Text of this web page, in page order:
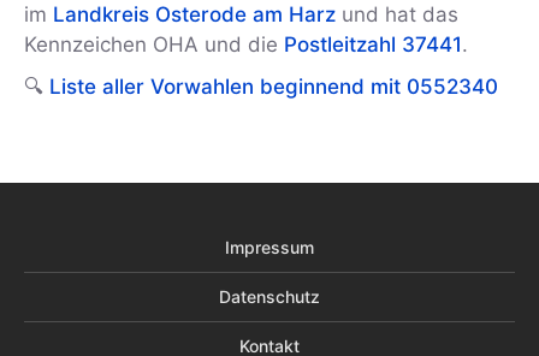
im Landkreis Osterode am Harz und hat das
Kennzeichen OHA und die Postleitzahl 37441.
🔍 Liste aller Vorwahlen beginnend mit 0552340
Impressum
Datenschutz
Kontakt